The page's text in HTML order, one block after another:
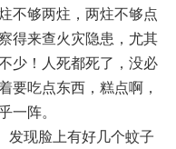
不够两炷，两炷不够点
得来查火灾隐患，尤其
少！人死都死了，没必
要吃点东西，糕点啊，
阵。
现脸上有好几个蚊子